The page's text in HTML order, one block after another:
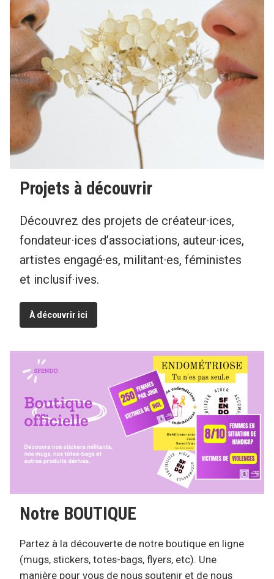
Projets à découvrir
Découvrez des projets de créateur·ices,
fondateur·ices d’associations, auteur·ices,
artistes engagé·es, militant·es, féministes
et inclusif·ives.
À découvrir ici
Notre BOUTIQUE
Partez à la découverte de notre boutique en ligne
(mugs, stickers, totes-bags, flyers, etc). Une
manière pour vous de nous soutenir et de nous